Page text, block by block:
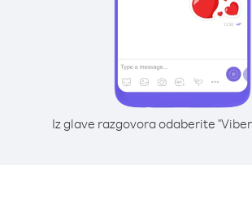
Iz glave razgovora odaberite